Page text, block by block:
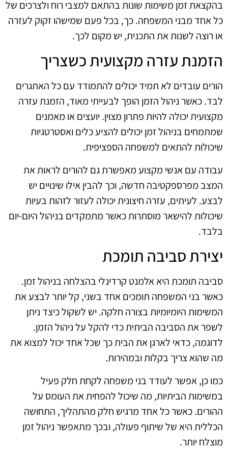
בהקצאת זמן משימות שונות בהתאם למצבי רוח ולצרכים של
כל אחד מבני המשפחה. כך, בכל פעם שמישהו זקוק לעזרה
או רוצה לשנות את התכנית, יש מקום לכך.
הזמנת עזרה מקצועית כשצריך
הורים עובדים לא תמיד יכולים להתמודד עם כל האתגרים
לבד. כאשר ניהול הזמן הופך לבעייתי מאוד, הזמנת עזרה
מקצועית יכולה להיות פתרון מצוין. יועצים או מאמנים
שמתמחים בניהול זמן יכולים להציע כלים ואסטרטגיות
שיכולות להתאים למשפחה הספציפית.
עבודה עם אנשי מקצוע מאפשרת גם להורים לראות את
המצב מפרספקטיבה חדשה, וכך להבין אילו שינויים יש
לבצע. לעיתים, עזרה חיצונית יכולה לעזור לזהות בעיות
שיכולות להישאר מוסתרות כאשר מתמקדים בניהול היום-יום
בלבד.
יצירת סביבה תומכת
סביבה תומכת היא אלמנט קרדינלי בהצלחה בניהול זמן.
כאשר בני המשפחה תומכים אחד בשני, קל יותר לבצע את
המשימות היומיומיות בצורה חלקה. יש לשקול כיצד ניתן
לשפר את הסביבה הביתית כדי להקל על ניהול הזמן.
לדוגמה, כדאי לארגן את הבית כך שכל אחד יכול למצוא את
מה שהוא צריך בקלות ובמהירות.
כמו כן, אפשר לעודד בני משפחה לקחת חלק פעיל
במשימות הביתיות, מה שיכול להפחית את העומס על
ההורים. כאשר כל אחד מרגיש חלק מהתהליך, התחושה
הכללית היא של שיתוף פעולה, ובכך מתאפשר ניהול זמן
מוצלח יותר.